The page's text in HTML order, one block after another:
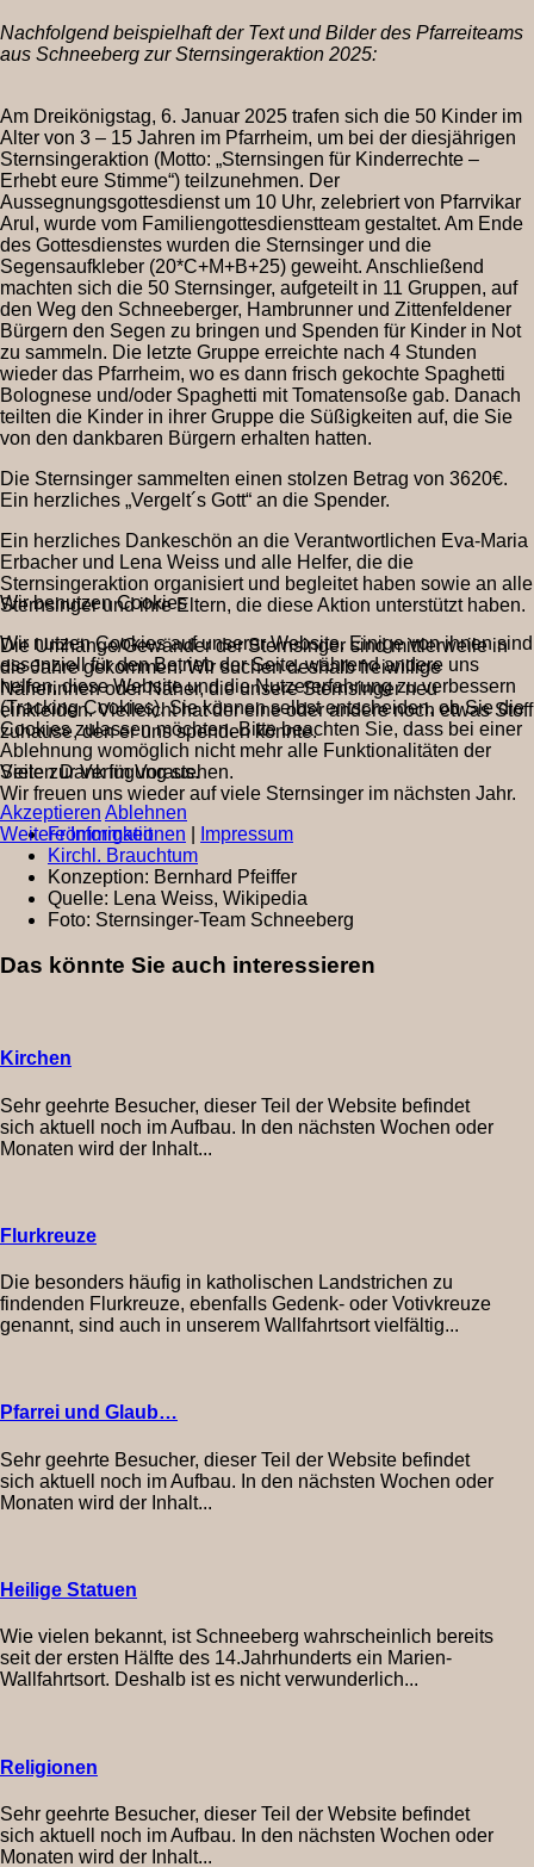
Nachfolgend beispielhaft der Text und Bilder des Pfarreiteams
aus Schneeberg zur Sternsingeraktion 2025:
Am Dreikönigstag, 6. Januar 2025 trafen sich die 50 Kinder im
Alter von 3 – 15 Jahren im Pfarrheim, um bei der diesjährigen
Sternsingeraktion (Motto: „Sternsingen für Kinderrechte –
Erhebt eure Stimme“) teilzunehmen. Der
Aussegnungsgottesdienst um 10 Uhr, zelebriert von Pfarrvikar
Arul, wurde vom Familiengottesdienstteam gestaltet. Am Ende
des Gottesdienstes wurden die Sternsinger und die
Segensaufkleber (20*C+M+B+25) geweiht. Anschließend
machten sich die 50 Sternsinger, aufgeteilt in 11 Gruppen, auf
den Weg den Schneeberger, Hambrunner und Zittenfeldener
Bürgern den Segen zu bringen und Spenden für Kinder in Not
zu sammeln. Die letzte Gruppe erreichte nach 4 Stunden
wieder das Pfarrheim, wo es dann frisch gekochte Spaghetti
Bolognese und/oder Spaghetti mit Tomatensoße gab. Danach
teilten die Kinder in ihrer Gruppe die Süßigkeiten auf, die Sie
von den dankbaren Bürgern erhalten hatten.
Die Sternsinger sammelten einen stolzen Betrag von 3620€.
Ein herzliches „Vergelt´s Gott“ an die Spender.
Ein herzliches Dankeschön an die Verantwortlichen Eva-Maria
Erbacher und Lena Weiss und alle Helfer, die die
Sternsingeraktion organisiert und begleitet haben sowie an alle
Sternsinger und ihre Eltern, die diese Aktion unterstützt haben.
Die Umhänge/Gewänder der Sternsinger sind mittlerweile in
die Jahre gekommen. Wir suchen deshalb freiwillige
Näherinnen oder Näher, die unsere Sternsinger neu
einkleiden. Vielleicht hat der eine oder andere noch etwas Stoff
zuhause, den er uns spenden könnte.
Vielen Dank im Voraus.
Wir freuen uns wieder auf viele Sternsinger im nächsten Jahr.
Frömmigkeit
Kirchl. Brauchtum
Konzeption: Bernhard Pfeiffer
Quelle: Lena Weiss, Wikipedia
Foto: Sternsinger-Team Schneeberg
Das könnte Sie auch interessieren
Kirchen
Sehr geehrte Besucher, dieser Teil der Website befindet
sich aktuell noch im Aufbau. In den nächsten Wochen oder
Monaten wird der Inhalt...
Flurkreuze
Die besonders häufig in katholischen Landstrichen zu
findenden Flurkreuze, ebenfalls Gedenk- oder Votivkreuze
genannt, sind auch in unserem Wallfahrtsort vielfältig...
Pfarrei und Glaub…
Sehr geehrte Besucher, dieser Teil der Website befindet
sich aktuell noch im Aufbau. In den nächsten Wochen oder
Monaten wird der Inhalt...
Heilige Statuen
Wie vielen bekannt, ist Schneeberg wahrscheinlich bereits
seit der ersten Hälfte des 14.Jahrhunderts ein Marien-
Wallfahrtsort. Deshalb ist es nicht verwunderlich...
Religionen
Sehr geehrte Besucher, dieser Teil der Website befindet
sich aktuell noch im Aufbau. In den nächsten Wochen oder
Monaten wird der Inhalt...
Wir benutzen Cookies
Wir nutzen Cookies auf unserer Website. Einige von ihnen sind
essenziell für den Betrieb der Seite, während andere uns
helfen, diese Website und die Nutzererfahrung zu verbessern
(Tracking Cookies). Sie können selbst entscheiden, ob Sie die
Cookies zulassen möchten. Bitte beachten Sie, dass bei einer
Ablehnung womöglich nicht mehr alle Funktionalitäten der
Seite zur Verfügung stehen.
Akzeptieren Ablehnen
Weitere Informationen
Impressum